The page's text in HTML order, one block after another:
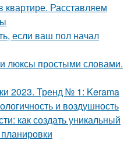
квартире. Расставляем
если ваш пол начал
люксы простыми словами.
2023. Тренд № 1: Kerama
и воздушность
как создать уникальный